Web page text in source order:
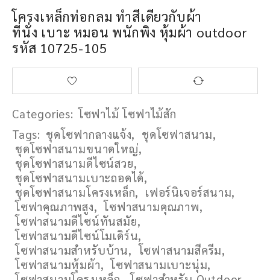
โครงเหล็กท่อกลม ทำสีเดียวกับผ้า
ที่นั่ง เบาะ หมอน พนักพิง หุ้มผ้า outdoor
รหัส 10725-105
Categories: โซฟาไม้ โซฟาไม้สัก
Tags: ชุดโซฟากลางแจ้ง, ชุดโซฟาสนาม,
ชุดโซฟาสนามขนาดใหญ่,
ชุดโซฟาสนามดีไซน์สวย,
ชุดโซฟาสนามเบาะถอดได้,
ชุดโซฟาสนามโครงเหล็ก, เฟอร์นิเจอร์สนาม,
โซฟาคุณภาพสูง, โซฟาสนามคุณภาพ,
โซฟาสนามดีไซน์ทันสมัย,
โซฟาสนามดีไซน์โมเดิร์น,
โซฟาสนามสำหรับบ้าน, โซฟาสนามสีครีม,
โซฟาสนามหุ้มผ้า, โซฟาสนามเบาะนุ่ม,